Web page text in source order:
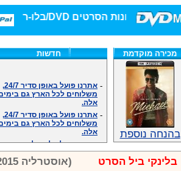
חנות הסרטים DVD/בלו-ריי/3D הגדולה ביותר!
מכירה מוקדמת
בהנחה נוספת
חדשות
משלוחים לכל הארץ גם בימים
אלה.
משלוחים לכל הארץ גם בימים
אלה.
אנחנו כאן לכול שאלה וזמינים
במענה הטלפוני שלנו.ובמייל
.האתר לרשותכם פעיל 24/7
- מענה טלפוני: 09-7652392 בלינקי ביל הסרט (אוסטרליה 2015)